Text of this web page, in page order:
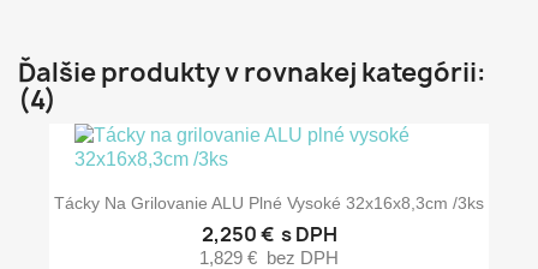
Ďalšie produkty v rovnakej kategórii:
(4)
Tácky Na Grilovanie ALU Plné Vysoké 32x16x8,3cm /3ks
2,250 € s DPH
1,829 € bez DPH